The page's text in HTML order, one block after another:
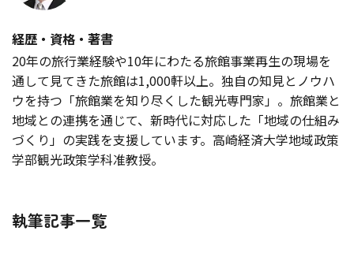
経歴・資格・著書
20年の旅行業経験や10年にわたる旅館事業再生の現場を
通して見てきた旅館は1,000軒以上。独自の知見とノウハ
ウを持つ「旅館業を知り尽くした観光専門家」。旅館業と
地域との連携を通じて、新時代に対応した「地域の仕組み
づくり」の実践を支援しています。高崎経済大学地域政策
学部観光政策学科准教授。
執筆記事一覧